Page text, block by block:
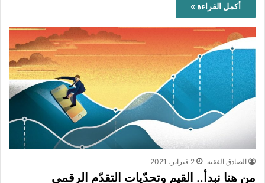
أكمل القراءة »
الصادق الفقيه 2 فبراير، 2021
من هنا نبدأ.. القيم وتحدّيات التقدّم الرقمي